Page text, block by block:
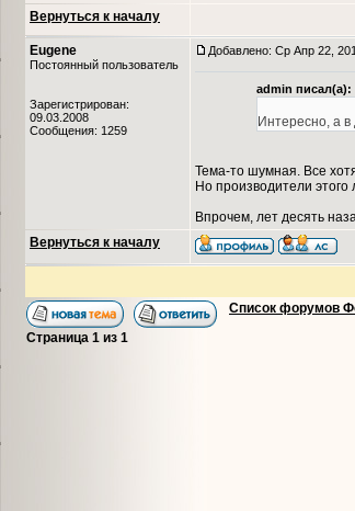
Вернуться к началу
Eugene
Постоянный пользователь
Зарегистрирован:
09.03.2008
Сообщения: 1259
Добавлено: Ср Апр 22,
admin писал(а):
Интересно, а в
Тема-то шумная. Все
Но производители
Впрочем, лет десять
Вернуться к началу
Список форумов
Страница 1 из 1